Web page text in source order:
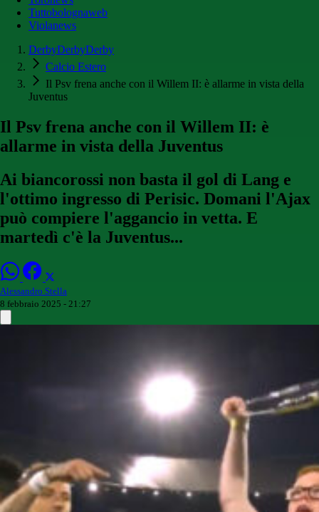
Tuttobolognaweb
Violanews
DerbyDerbyDerby
Calcio Estero
Il Psv frena anche con il Willem II: è allarme in vista della
Juventus
Il Psv frena anche con il Willem II: è
allarme in vista della Juventus
Ai biancorossi non basta il gol di Lang e
l'ottimo ingresso di Perisic. Domani l'Ajax
può compiere l'aggancio in vetta. E
martedì c'è la Juventus...
Alessandro Stella
8 febbraio 2025 - 21:27